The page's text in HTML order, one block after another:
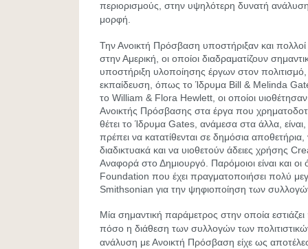
περιορισμούς, στην υψηλότερη δυνατή
μορφή.
Την Ανοικτή Πρόσβαση υποστήριξαν και πολλοί
στην Αμερική, οι οποίοι διαδραματίζουν
υποστήριξη υλοποίησης έργων στον πολιτισμό,
εκπαίδευση, όπως το Ίδρυμα Bill & Melinda
το William & Flora Hewlett, οι οποίοι
Ανοικτής Πρόσβασης στα έργα που
θέτει το Ίδρυμα Gates, ανάμεσα στα άλλα, είναι,
πρέπει να κατατίθενται σε δημόσια αποθετήρια,
διαδικτυακά και να υιοθετούν άδειες χρήσης
Αναφορά στο Δημιουργό. Παρόμοιοι είναι και
Foundation που έχει πραγματοποιήσει πολύ
Smithsonian για την ψηφιοποίηση των
Μία σημαντική παράμετρος στην οποία εστιάζει
πόσο η διάθεση των συλλογών των
ανάλυση με Ανοικτή Πρόσβαση είχε ως